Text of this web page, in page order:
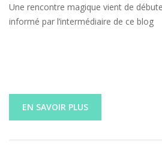
Une rencontre magique vient de
informé par l’intermédiaire de ce blog
EN SAVOIR PLUS